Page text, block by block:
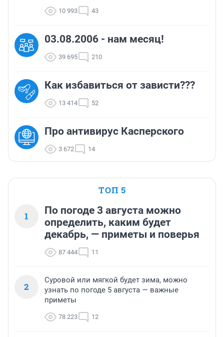
10 993 43
03.08.2006 - нам месяц!
39 695 210
Как избавиться от зависти???
13 414 52
Про антивирус Касперского
3 672 14
ТОП 5
1
По погоде 3 августа можно
определить, каким будет
декабрь, — приметы и поверья
87 444 11
2
Суровой или мягкой будет зима, можно
узнать по погоде 5 августа — важные
приметы
78 223 12